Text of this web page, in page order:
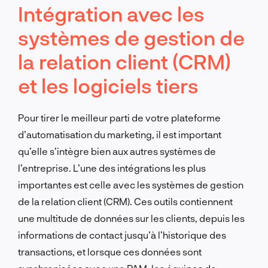
Intégration avec les
systèmes de gestion de
la relation client (CRM)
et les logiciels tiers
Pour tirer le meilleur parti de votre plateforme
d’automatisation du marketing, il est important
qu’elle s’intègre bien aux autres systèmes de
l’entreprise. L’une des intégrations les plus
importantes est celle avec les systèmes de gestion
de la relation client (CRM). Ces outils contiennent
une multitude de données sur les clients, depuis les
informations de contact jusqu’à l’historique des
transactions, et lorsque ces données sont